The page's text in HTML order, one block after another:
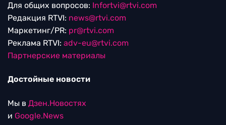
Для общих вопросов: Infortvi@rtvi.com
Редакция RTVI: news@rtvi.com
Маркетинг/PR: pr@rtvi.com
Реклама RTVI: adv-eu@rtvi.com
Партнерские материалы
Достойные новости
Мы в Дзен.Новостях
и Google.News